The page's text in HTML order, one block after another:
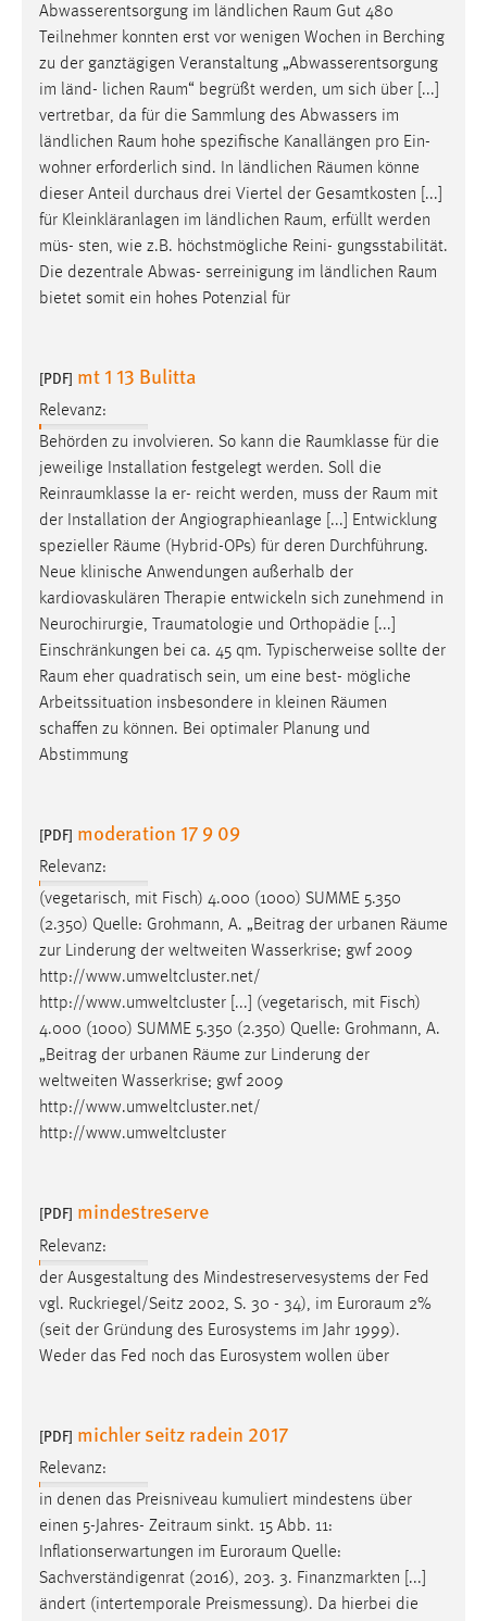
Abwasserentsorgung im ländlichen Raum Gut 480
Teilnehmer konnten erst vor wenigen Wochen in Berching
zu der ganztägigen Veranstaltung „Abwasserentsorgung
im länd- lichen Raum“ begrüßt werden, um sich über [...]
vertretbar, da für die Sammlung des Abwassers im
ländlichen Raum hohe spezifische Kanallängen pro Ein-
wohner erforderlich sind. In ländlichen Räumen könne
dieser Anteil durchaus drei Viertel der Gesamtkosten [...]
für Kleinkläranlagen im ländlichen Raum, erfüllt werden
müs- sten, wie z.B. höchstmögliche Reini- gungsstabilität.
Die dezentrale Abwas- serreinigung im ländlichen Raum
bietet somit ein hohes Potenzial für
[PDF] mt 1 13 Bulitta
Relevanz:
Behörden zu involvieren. So kann die Raumklasse für die
jeweilige Installation festgelegt werden. Soll die
Reinraumklasse Ia er- reicht werden, muss der Raum mit
der Installation der Angiographieanlage [...] Entwicklung
spezieller Räume (Hybrid-OPs) für deren Durchführung.
Neue klinische Anwendungen außerhalb der
kardiovaskulären Therapie entwickeln sich zunehmend in
Neurochirurgie,
Traumatologie und Orthopädie [...]
Einschränkungen bei ca. 45 qm. Typischerweise sollte der
Raum eher quadratisch sein, um eine best- mögliche
Arbeitssituation insbesondere in kleinen Räumen
schaffen zu können. Bei optimaler Planung und
Abstimmung
[PDF] moderation 17 9 09
Relevanz:
(vegetarisch, mit Fisch) 4.000 (1000) SUMME 5.350
(2.350) Quelle: Grohmann, A. „Beitrag der urbanen Räume
zur Linderung der weltweiten Wasserkrise; gwf 2009
http://www.umweltcluster.net/
http://www.umweltcluster [...] (vegetarisch, mit Fisch)
4.000 (1000) SUMME 5.350 (2.350) Quelle: Grohmann, A.
„Beitrag der urbanen Räume zur Linderung der
weltweiten Wasserkrise; gwf 2009
http://www.umweltcluster.net/
http://www.umweltcluster
[PDF] mindestreserve
Relevanz:
der Ausgestaltung des Mindestreservesystems der Fed
vgl. Ruckriegel/Seitz 2002, S. 30 - 34), im Euroraum 2%
(seit der Gründung des Eurosystems im Jahr 1999).
Weder das Fed noch das Eurosystem wollen über
[PDF] michler seitz radein 2017
Relevanz:
in denen das Preisniveau kumuliert mindestens über
einen 5-Jahres- Zeitraum sinkt. 15 Abb. 11:
Inflationserwartungen im Euroraum Quelle:
Sachverständigenrat (2016), 203. 3. Finanzmarkten [...]
ändert (intertemporale Preismessung). Da hierbei die
EXTERNE MEDIEN
Um Inhalte von Videoplattformen und Social Media
Plattformen anzeigen zu können, werden von diesen
externen Medien Cookies gesetzt.
YouTube
Vimeo